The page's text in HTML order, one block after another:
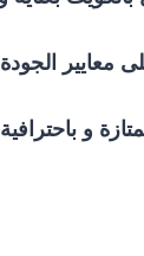
معايير
و